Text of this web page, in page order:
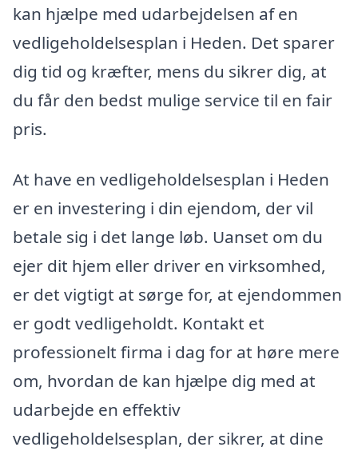
kan hjælpe med udarbejdelsen af en
vedligeholdelsesplan i Heden. Det sparer
dig tid og kræfter, mens du sikrer dig, at
du får den bedst mulige service til en fair
pris.
At have en vedligeholdelsesplan i Heden
er en investering i din ejendom, der vil
betale sig i det lange løb. Uanset om du
ejer dit hjem eller driver en virksomhed,
er det vigtigt at sørge for, at ejendommen
er godt vedligeholdt. Kontakt et
professionelt firma i dag for at høre mere
om, hvordan de kan hjælpe dig med at
udarbejde en effektiv
vedligeholdelsesplan, der sikrer, at dine